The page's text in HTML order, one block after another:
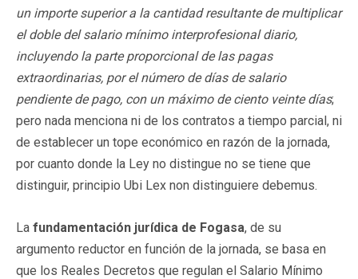
un importe superior a la cantidad resultante de multiplicar
el doble del salario mínimo interprofesional diario,
incluyendo la parte proporcional de las pagas
extraordinarias, por el número de días de salario
pendiente de pago, con un máximo de ciento veinte días;
pero nada menciona ni de los contratos a tiempo parcial, ni
de establecer un tope económico en razón de la jornada,
por cuanto donde la Ley no distingue no se tiene que
distinguir, principio Ubi Lex non distinguiere debemus.
La fundamentación jurídica de Fogasa, de su
argumento reductor en función de la jornada, se basa en
que los Reales Decretos que regulan el Salario Mínimo